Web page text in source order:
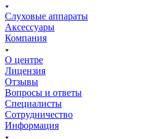
Слуховые аппараты
Аксессуары
Компания
О центре
Лицензия
Отзывы
Вопросы и ответы
Специалисты
Сотрудничество
Информация